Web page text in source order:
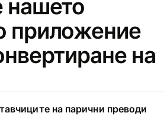
нашето
приложение
на
на парични преводи